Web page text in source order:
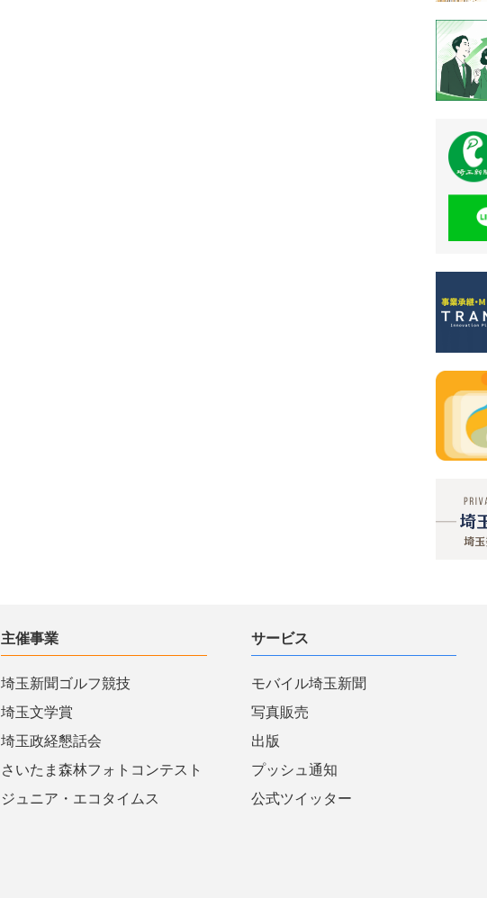
主催事業
埼玉新聞ゴルフ競技
埼玉文学賞
埼玉政経懇話会
さいたま森林フォトコンテスト
ジュニア・エコタイムス
サービス
モバイル埼玉新聞
写真販売
出版
プッシュ通知
公式ツイッター